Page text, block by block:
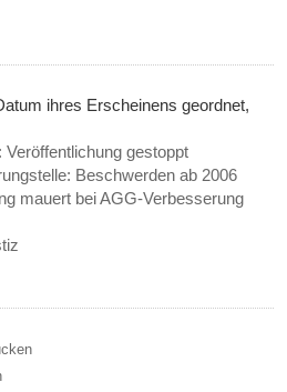
ihres Erscheinens geordnet,
Veröffentlichung gestoppt
Beschwerden ab 2006
mauert bei AGG-Verbesserung